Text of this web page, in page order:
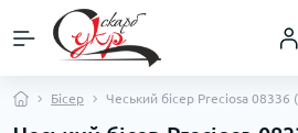
Бісер Чеський бісер Preciosa 08336